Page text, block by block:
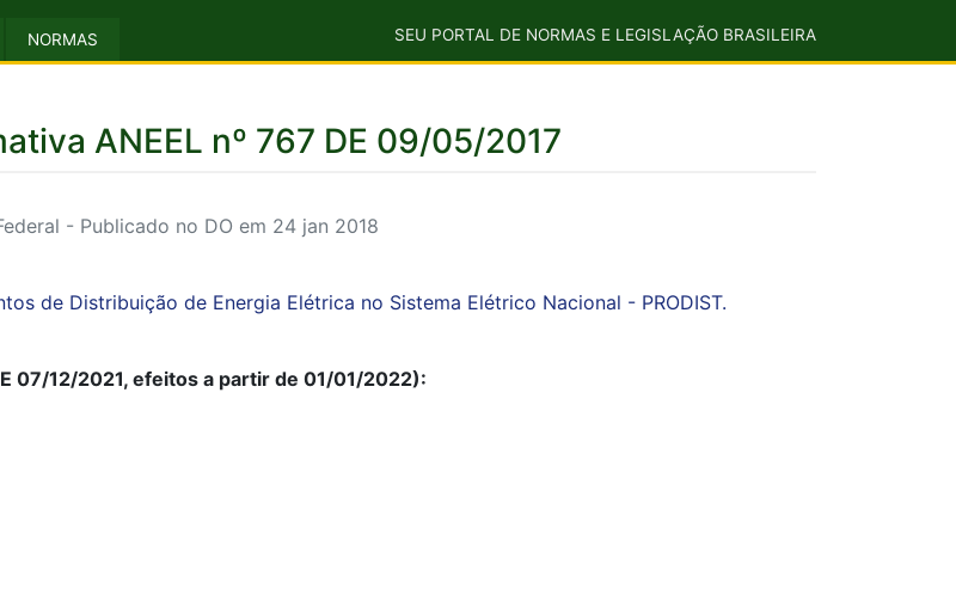
NORMAS SEU PORTAL DE NORMAS E LEGISLAÇÃO BRASILEIRA
ANEEL nº 767 DE 09/05/2017
- Publicado no DO em 24 jan 2018
de Distribuição de Energia Elétrica no Sistema Elétrico Nacional - PRODIST.
07/12/2021, efeitos a partir de 01/01/2022):